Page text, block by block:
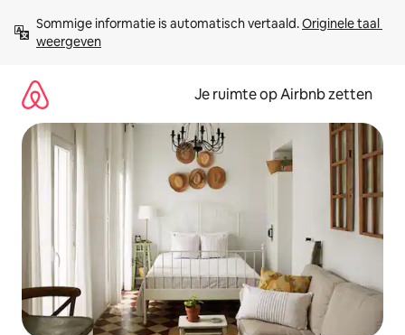
direct
naar
Sommige informatie is automatisch vertaald. Originele taal
weergeven
Je ruimte op Airbnb zetten